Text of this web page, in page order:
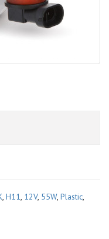
, H11, 12V, 55W, Plastic,